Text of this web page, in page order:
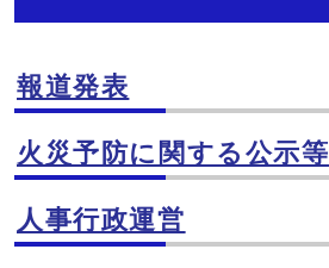
報道発表
火災予防に関する公示等
人事行政運営